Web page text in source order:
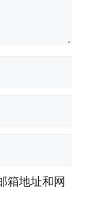
箱地址和网